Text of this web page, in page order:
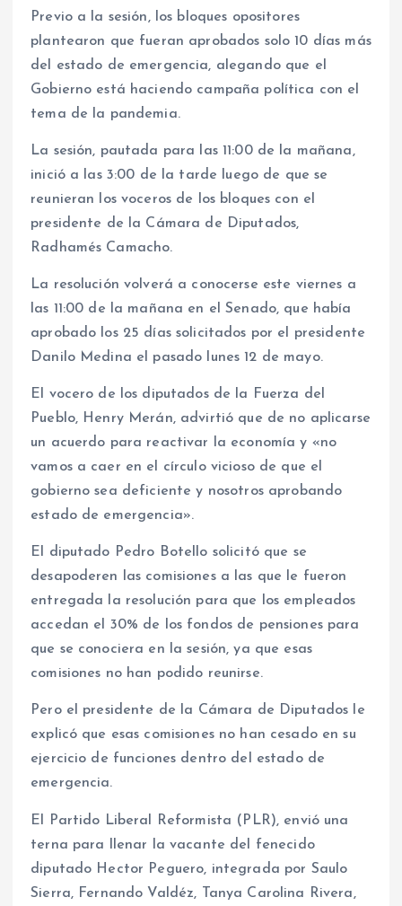
Previo a la sesión, los bloques opositores
plantearon que fueran aprobados solo 10 días más
del estado de emergencia, alegando que el
Gobierno está haciendo campaña política con el
tema de la pandemia.
La sesión, pautada para las 11:00 de la mañana,
inició a las 3:00 de la tarde luego de que se
reunieran los voceros de los bloques con el
presidente de la Cámara de Diputados,
Radhamés Camacho.
La resolución volverá a conocerse este viernes a
las 11:00 de la mañana en el Senado, que había
aprobado los 25 días solicitados por el presidente
Danilo Medina el pasado lunes 12 de mayo.
El vocero de los diputados de la Fuerza del
Pueblo, Henry Merán, advirtió que de no aplicarse
un acuerdo para reactivar la economía y «no
vamos a caer en el círculo vicioso de que el
gobierno sea deficiente y nosotros aprobando
estado de emergencia».
El diputado Pedro Botello solicitó que se
desapoderen las comisiones a las que le fueron
entregada la resolución para que los empleados
accedan el 30% de los fondos de pensiones para
que se conociera en la sesión, ya que esas
comisiones no han podido reunirse.
Pero el presidente de la Cámara de Diputados le
explicó que esas comisiones no han cesado en su
ejercicio de funciones dentro del estado de
emergencia.
El Partido Liberal Reformista (PLR), envió una
terna para llenar la vacante del fenecido
diputado Hector Peguero, integrada por Saulo
Sierra, Fernando Valdéz, Tanya Carolina Rivera,